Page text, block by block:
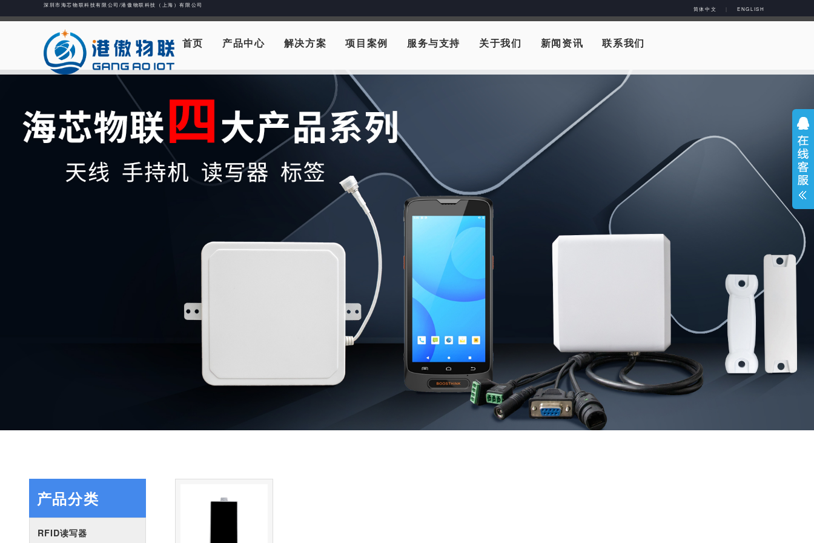
深圳市海芯物联科技有限公司/港傲物联科技（上海）有限公司
简体中文 | ENGLISH
首页 产品中心 解决方案 项目案例 服务与支持 关于我们 新闻资讯 联系我们
产品分类
RFID读写器